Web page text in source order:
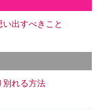
出すべきこと
別れる方法